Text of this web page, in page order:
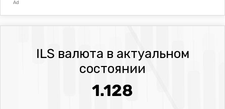
Ad
ILS валюта в актуальном
состоянии
1.128